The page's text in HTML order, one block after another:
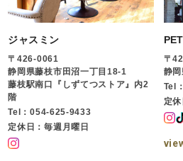
ジャスミン
〒426-0061
静岡県藤枝市田沼一丁目18-1
藤枝駅南口『しずてつストア』内2
階
Tel：054-625-9433
定休日：毎週月曜日
〒
静
Tel
定